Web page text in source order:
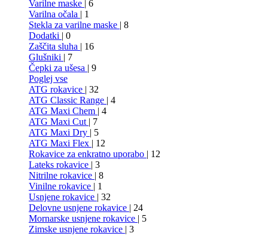
Varilne maske | 6
Varilna očala | 1
Stekla za varilne maske | 8
Dodatki | 0
Zaščita sluha | 16
Glušniki | 7
Čepki za ušesa | 9
Poglej vse
ATG rokavice | 32
ATG Classic Range | 4
ATG Maxi Chem | 4
ATG Maxi Cut | 7
ATG Maxi Dry | 5
ATG Maxi Flex | 12
Rokavice za enkratno uporabo | 12
Lateks rokavice | 3
Nitrilne rokavice | 8
Vinilne rokavice | 1
Usnjene rokavice | 32
Delovne usnjene rokavice | 24
Mornarske usnjene rokavice | 5
Zimske usnjene rokavice | 3